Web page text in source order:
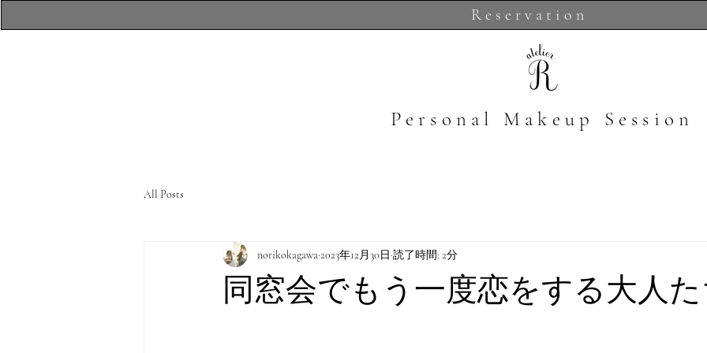
Reservation
​Personal Makeup Session
All Posts
同窓会でもう一度恋をする大人
norikokagawa2023年12月30日 読了時間: 2分